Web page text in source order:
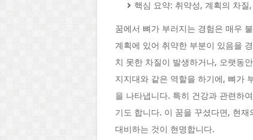
핵심 요약: 취약성, 계획의 차
꿈에서 뼈가 부러지는 경험은 매우
계획에 있어 취약한 부분이 있음을
치 못한 차질이 발생하거나, 오랫동
지지대와 같은 역할을 하기에, 뼈가
을 나타냅니다. 특히 건강과 관련하
기도 합니다. 이 꿈을 꾸셨다면, 현
대비하는 것이 현명합니다.